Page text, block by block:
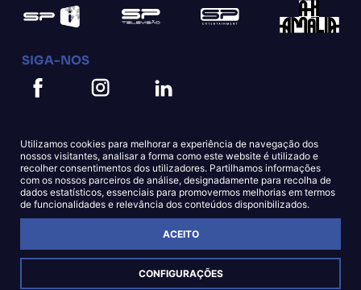
SIGA-NOS
Política de Cookies Política de Privacidade
Utilizamos cookies para melhorar a experiência de navegação dos
nossos visitantes, analisar a forma como este website é utilizado e
recolher consentimentos dos utilizadores. Partilhamos informações
com os nossos parceiros de análise, designadamente para recolha de
dados estatísticos, essenciais para promovermos melhorias em termos
de funcionalidades e relevância dos conteúdos disponibilizados.
CONFIGURAÇÕES
ACEITO